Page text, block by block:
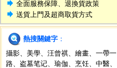
全面服務保障、退換貨政策
送貨上門及超商取貨方式
熱搜關鍵字 ：
攝影
美學 汪曾祺 繪畫
一帶一
路
盗墓笔记 瑜伽 烹饪 中醫